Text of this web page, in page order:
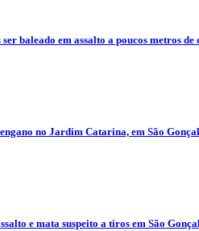
baleado em assalto a poucos metros de
no Jardim Catarina, em São
e mata suspeito a tiros em São